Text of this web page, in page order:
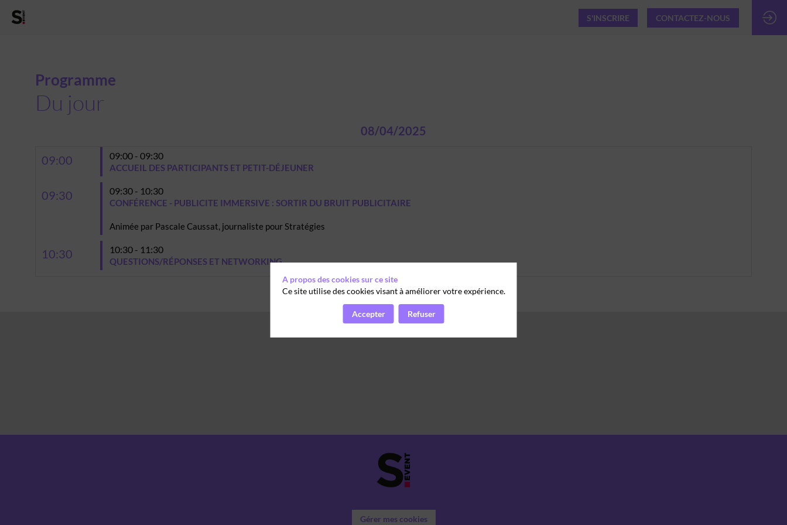
S'INSCRIRE CONTACTEZ-NOUS
Programme
Du jour
08/04/2025
09:00 09:00 - 09:30
ACCUEIL DES PARTICIPANTS ET PETIT-DÉJEUNER
09:30 09:30 - 10:30
CONFÉRENCE - PUBLICITE IMMERSIVE : SORTIR DU BRUIT PUBLICITAIRE
Animée par Pascale Caussat, journaliste pour Stratégies
10:30 10:30 - 11:30
QUESTIONS/RÉPONSES ET NETWORKING
Gérer mes cookies
A propos des cookies sur ce site
Ce site utilise des cookies visant à améliorer votre expérience.
Accepter Refuser